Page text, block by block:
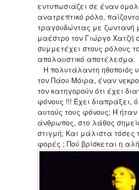
εντυπωσιάζει σε έναν
ανατρεπτικό ρόλο,
τραγουδώντας με ζωντανή
μαέστρο τον Γιώργο Χατζή
συμμετέχει στους ρόλους
απολαυστικό αποτέλεσμα.
Η πολυτάλαντη ηθοποιός
τον Πάου Μόιρα, έναν
τον κατηγορούν ότι έχει
φόνους !!! Έχει διαπράξει,
αυτούς τους φόνους; Ή
άνθρωπος, στο λάθος
στιγμή; Και μάλιστα τόσες
φορές ; Πού βρίσκεται η